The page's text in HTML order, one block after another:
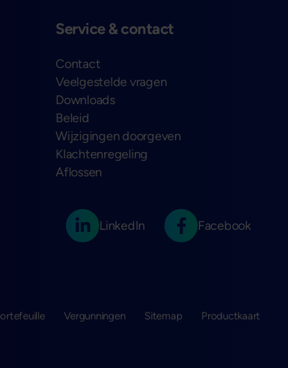
Service & contact
Contact
Veelgestelde vragen
Downloads
Beleid
Wijzigingen doorgeven
Klachtenregeling
Aflossen
LinkedIn Facebook
Vergunningen Sitemap Productkaart